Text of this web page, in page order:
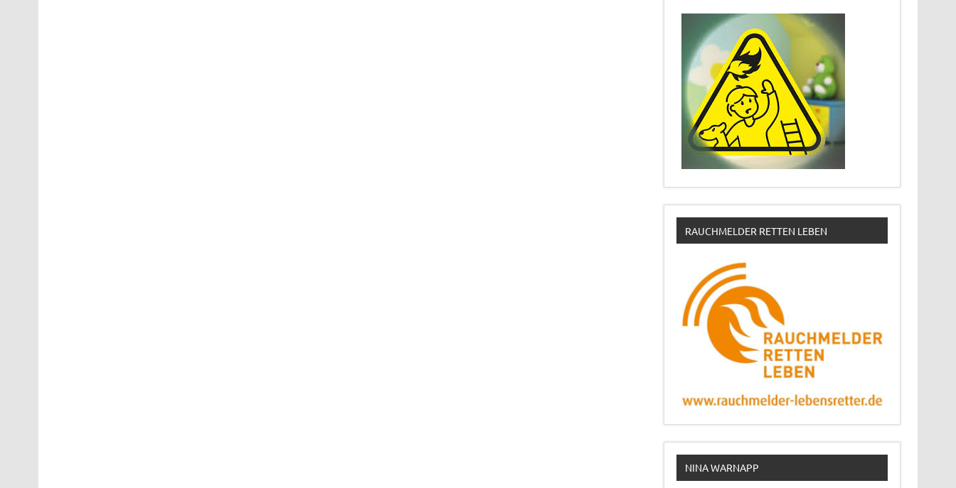
RAUCHMELDER RETTEN LEBEN
NINA WARNAPP